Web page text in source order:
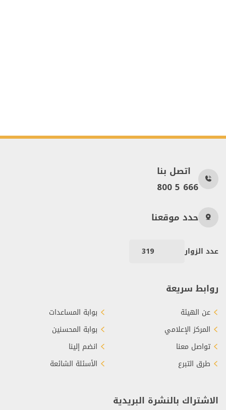
اتصل بنا
800 5 666
حدد موقعنا
عدد الزوار 319
روابط سريعة
عن الهيئة
المركز الإعلامي
تواصل معنا
طرق التبرع
بوابة المساعدات
بوابة المحسنين
انضم إلينا
الأسئلة الشائعة
الاشتراك بالنشرة البريدية